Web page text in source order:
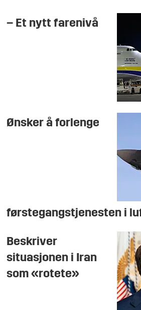
– Et nytt farenivå
Ønsker å forlenge
førstegangstjenesten i
Beskriver
situasjonen i Iran
som «rotete»